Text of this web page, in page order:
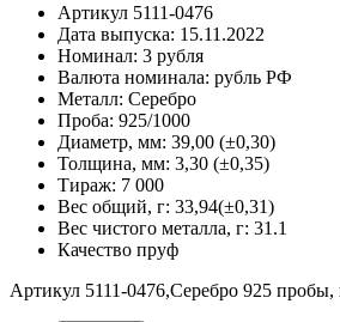
Артикул 5111-0476
Дата выпуска: 15.11.2022
Номинал: 3 рубля
Валюта номинала: рубль РФ
Металл: Серебро
Проба: 925/1000
Диаметр, мм: 39,00 (±0,30)
Толщина, мм: 3,30 (±0,35)
Тираж: 7 000
Вес общий, г: 33,94(±0,31)
Вес чистого металла, г: 31.1
Качество пруф
Артикул 5111-0476,Серебро 925